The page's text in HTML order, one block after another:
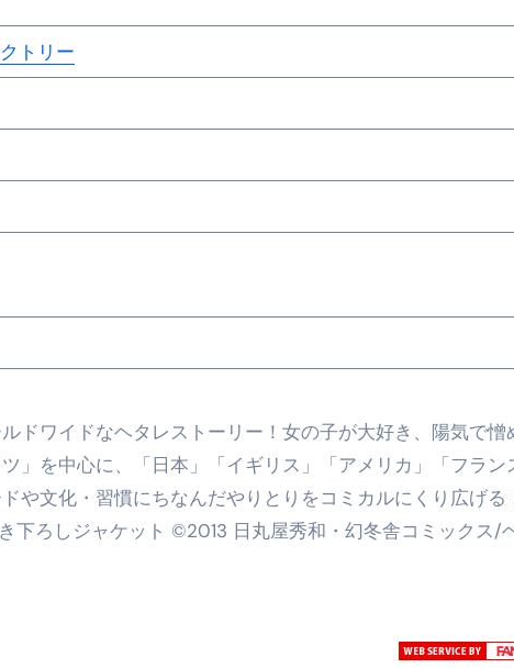
トリー
ドワイドなヘタレストーリー！女の子が大好き、陽気で憎
」を中心に、「日本」「イギリス」「アメリカ」「フラン
や文化・習慣にちなんだやりとりをコミカルにくり広げる
下ろしジャケット ©2013 日丸屋秀和・幻冬舎コミックス/